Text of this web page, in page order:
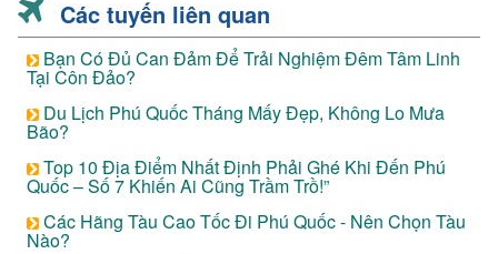
Các tuyến liên quan
Bạn Có Đủ Can Đảm Để Trải Nghiệm Đêm Tâm Linh
Tại Côn Đảo?
Du Lịch Phú Quốc Tháng Mấy Đẹp, Không Lo Mưa
Bão?
Top 10 Địa Điểm Nhất Định Phải Ghé Khi Đến Phú
Quốc – Số 7 Khiến Ai Cũng Trầm Trồ!”
Các Hãng Tàu Cao Tốc Đi Phú Quốc - Nên Chọn Tàu
Nào?